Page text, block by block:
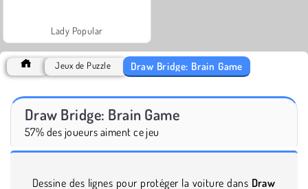
Lady Popular
Jeux de Puzzle Draw Bridge: Brain Game
Draw Bridge: Brain Game
57% des joueurs aiment ce jeu
Dessine des lignes pour protéger la voiture dans Draw